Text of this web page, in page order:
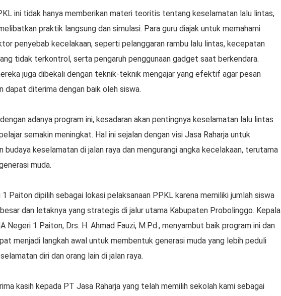
ini tidak hanya memberikan materi teoritis tentang keselamatan lalu lintas,
praktik langsung dan simulasi. Para guru diajak untuk memahami
penyebab kecelakaan, seperti pelanggaran rambu lalu lintas, kecepatan
tidak terkontrol, serta pengaruh penggunaan gadget saat berkendara.
juga dibekali dengan teknik-teknik mengajar yang efektif agar pesan
dapat diterima dengan baik oleh siswa.
adanya program ini, kesadaran akan pentingnya keselamatan lalu lintas
semakin meningkat. Hal ini sejalan dengan visi Jasa Raharja untuk
budaya keselamatan di jalan raya dan mengurangi angka kecelakaan, terutama
muda.
Paiton dipilih sebagai lokasi pelaksanaan PPKL karena memiliki jumlah siswa
dan letaknya yang strategis di jalur utama Kabupaten Probolinggo. Kepala
Negeri 1 Paiton, Drs. H. Ahmad Fauzi, M.Pd., menyambut baik program ini dan
menjadi langkah awal untuk membentuk generasi muda yang lebih peduli
diri dan orang lain di jalan raya.
kasih kepada PT Jasa Raharja yang telah memilih sekolah kami sebagai